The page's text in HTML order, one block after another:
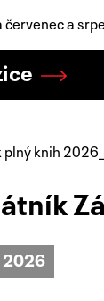
a